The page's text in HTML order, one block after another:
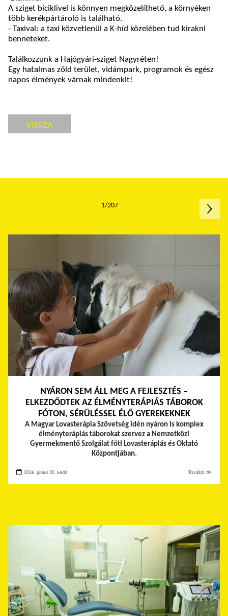
A sziget biciklivel is könnyen megközelíthető, a környéken
több kerékpártároló is található.
- Taxival: a taxi közvetlenül a K-híd közelében tud kirakni
benneteket.
Találkozzunk a Hajógyári-sziget Nagyréten!
Egy hatalmas zöld terület, vidámpark, programok és egész
napos élmények várnak mindenkit!
VISSZA
NYÁRON SEM ÁLL MEG A FEJLESZTÉS –
ELKEZDŐDTEK AZ ÉLMÉNYTERÁPIÁS TÁBOROK
FÓTON, SÉRÜLÉSSEL ÉLŐ GYEREKEKNEK
A Magyar Lovasterápia Szövetség idén nyáron is komplex
élményterápiás táborokat szervez a Nemzetközi
Gyermekmentő Szolgálat fóti Lovasterápiás és Oktató
Központjában.
2026. június 30. kedd Tovább ≫
1/207